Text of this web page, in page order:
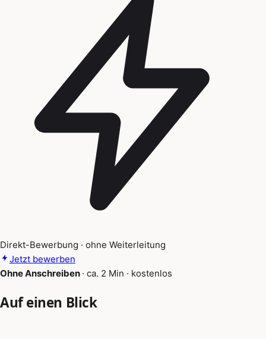
Direkt-Bewerbung · ohne Weiterleitung
Jetzt bewerben
Ohne Anschreiben · ca. 2 Min · kostenlos
Auf einen Blick